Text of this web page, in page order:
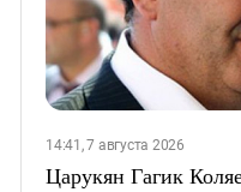
14:41, 7 августа 2026
Царукян Гагик